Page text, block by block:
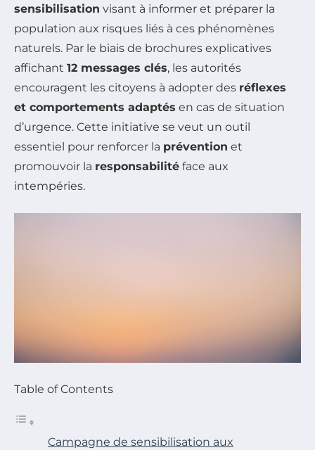
sensibilisation visant à informer et préparer la
population aux risques liés à ces phénomènes
naturels. Par le biais de brochures explicatives
affichant 12 messages clés, les autorités
encouragent les citoyens à adopter des réflexes
et comportements adaptés en cas de situation
d’urgence. Cette initiative se veut un outil
essentiel pour renforcer la prévention et
promouvoir la responsabilité face aux
intempéries.
Table of Contents
Campagne de sensibilisation aux